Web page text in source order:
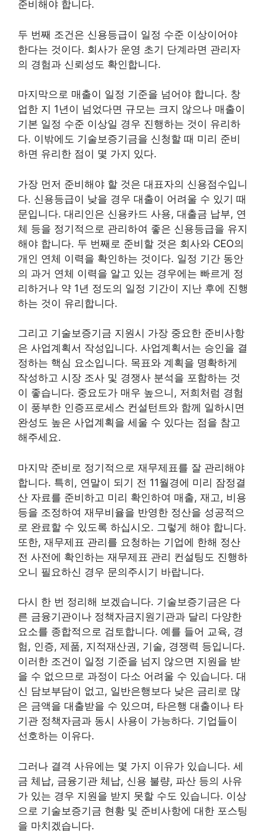
준비해야 합니다.
두 번째 조건은 신용등급이 일정 수준 이상이어야
한다는 것이다. 회사가 운영 초기 단계라면 관리자
의 경험과 신뢰성도 확인합니다.
마지막으로 매출이 일정 기준을 넘어야 합니다. 창
업한 지 1년이 넘었다면 규모는 크지 않으나 매출이
기본 일정 수준 이상일 경우 진행하는 것이 유리하
다. 이밖에도 기술보증기금을 신청할 때 미리 준비
하면 유리한 점이 몇 가지 있다.
가장 먼저 준비해야 할 것은 대표자의 신용점수입니
다. 신용등급이 낮을 경우 대출이 어려울 수 있기 때
문입니다. 대리인은 신용카드 사용, 대출금 납부, 연
체 등을 정기적으로 관리하여 좋은 신용등급을 유지
해야 합니다. 두 번째로 준비할 것은 회사와 CEO의
개인 연체 이력을 확인하는 것이다. 일정 기간 동안
의 과거 연체 이력을 알고 있는 경우에는 빠르게 정
리하거나 약 1년 정도의 일정 기간이 지난 후에 진행
하는 것이 유리합니다.
그리고 기술보증기금 지원시 가장 중요한 준비사항
은 사업계획서 작성입니다. 사업계획서는 승인을 결
정하는 핵심 요소입니다. 목표와 계획을 명확하게
작성하고 시장 조사 및 경쟁사 분석을 포함하는 것
이 좋습니다. 중요도가 매우 높으니, 저희처럼 경험
이 풍부한 인증프로세스 컨설턴트와 함께 일하시면
완성도 높은 사업계획을 세울 수 있다는 점을 참고
해주세요.
마지막 준비로 정기적으로 재무제표를 잘 관리해야
합니다. 특히, 연말이 되기 전 11월경에 미리 잠정결
산 자료를 준비하고 미리 확인하여 매출, 재고, 비용
등을 조정하여 재무비율을 반영한 정산을 성공적으
로 완료할 수 있도록 하십시오. 그렇게 해야 합니다.
또한, 재무제표 관리를 요청하는 기업에 한해 정산
전 사전에 확인하는 재무제표 관리 컨설팅도 진행하
오니 필요하신 경우 문의주시기 바랍니다.
다시 한 번 정리해 보겠습니다. 기술보증기금은 다
른 금융기관이나 정책자금지원기관과 달리 다양한
요소를 종합적으로 검토합니다. 예를 들어 교육, 경
험, 인증, 제품, 지적재산권, 기술, 경쟁력 등입니다.
이러한 조건이 일정 기준을 넘지 않으면 지원을 받
을 수 없으므로 과정이 다소 어려울 수 있습니다. 대
신 담보부담이 없고, 일반은행보다 낮은 금리로 많
은 금액을 대출받을 수 있으며, 타은행 대출이나 타
기관 정책자금과 동시 사용이 가능하다. 기업들이
선호하는 이유다.
그러나 결격 사유에는 몇 가지 이유가 있습니다. 세
금 체납, 금융기관 체납, 신용 불량, 파산 등의 사유
가 있는 경우 지원을 받지 못할 수도 있습니다. 이상
으로 기술보증기금 현황 및 준비사항에 대한 포스팅
을 마치겠습니다.